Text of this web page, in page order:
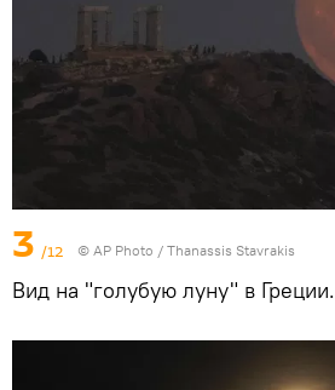
3 /12 © AP Photo / Thanassis Stavrakis
Вид на "голубую луну" в Греции.